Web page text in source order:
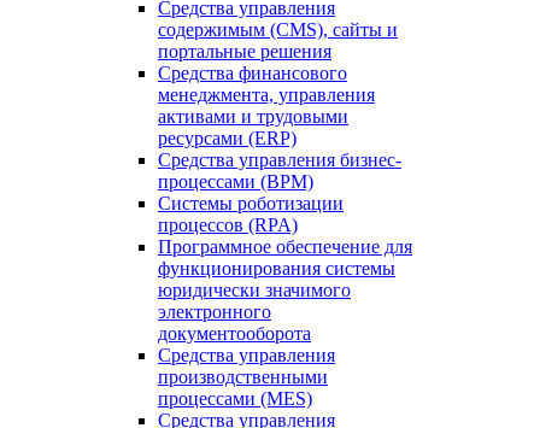
Средства управления
содержимым (CMS), сайты и
портальные решения
Средства финансового
менеджмента, управления
активами и трудовыми
ресурсами (ERP)
Средства управления бизнес-
процессами (BPM)
Системы роботизации
процессов (RPA)
Программное обеспечение для
функционирования системы
юридически значимого
электронного
документооборота
Средства управления
производственными
процессами (MES)
Средства управления